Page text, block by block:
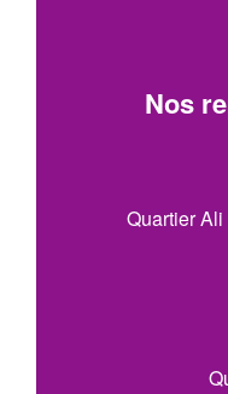
Nos
Quartier